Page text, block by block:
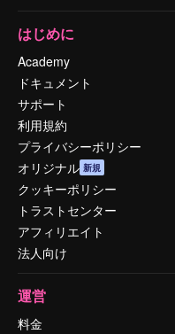
はじめに
Academy
ドキュメント
サポート
利用規約
プライバシーポリシー
オリジナル 新規
クッキーポリシー
トラストセンター
アフィリエイト
法人向け
運営
料金